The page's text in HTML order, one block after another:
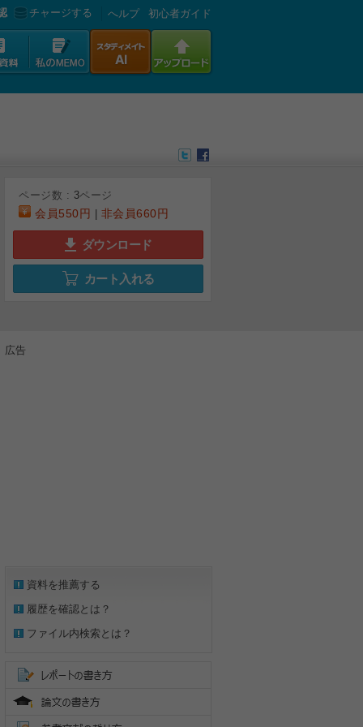
チャージする へルプ 初心者ガイド
ページ数 : 3ページ
会員550円 非会員660円
ダウンロード
カート入れる
広告
資料を推薦する
履歴を確認とは？
ファイル内検索とは？